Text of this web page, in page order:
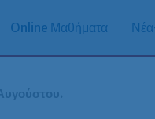
Online Μαθήματα